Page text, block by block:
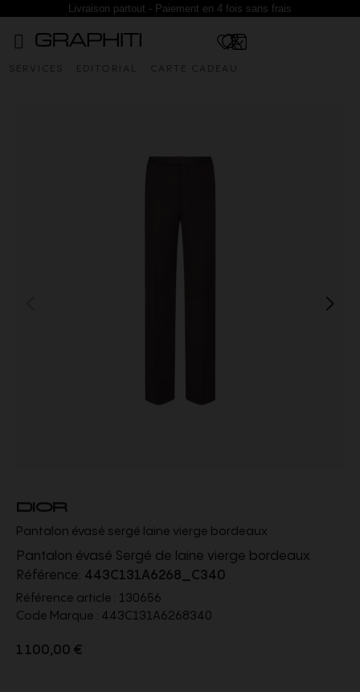
Livraison partout - Paiement en 4 fois sans frais
SERVICES EDITORIAL CARTE CADEAU
DIOR
Pantalon évasé sergé laine vierge bordeaux
Pantalon évasé Sergé de laine vierge bordeaux
Référence: 443C131A6268_C340
Référence article : 130656
Code Marque : 443C131A6268340
1 100,00 €